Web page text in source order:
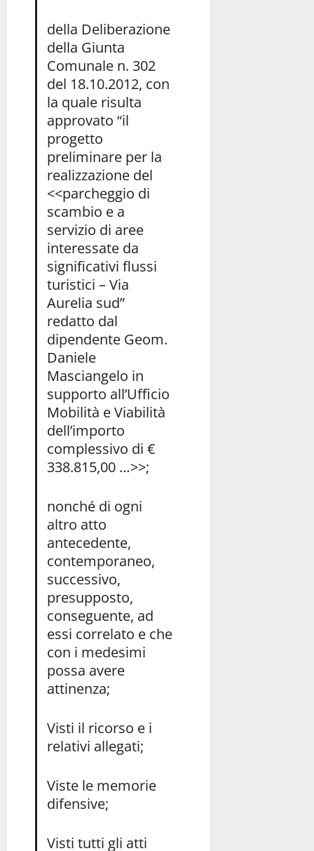
della Deliberazione
della Giunta
Comunale n. 302
del 18.10.2012, con
la quale risulta
approvato “il
progetto
preliminare per la
realizzazione del
<<parcheggio di
scambio e a
servizio di aree
interessate da
significativi flussi
turistici – Via
Aurelia sud”
redatto dal
dipendente Geom.
Daniele
Masciangelo in
supporto all’Ufficio
Mobilità e Viabilità
dell’importo
complessivo di €
338.815,00 …>>;
nonché di ogni
altro atto
antecedente,
contemporaneo,
successivo,
presupposto,
conseguente, ad
essi correlato e che
con i medesimi
possa avere
attinenza;
Visti il ricorso e i
relativi allegati;
Viste le memorie
difensive;
Visti tutti gli atti